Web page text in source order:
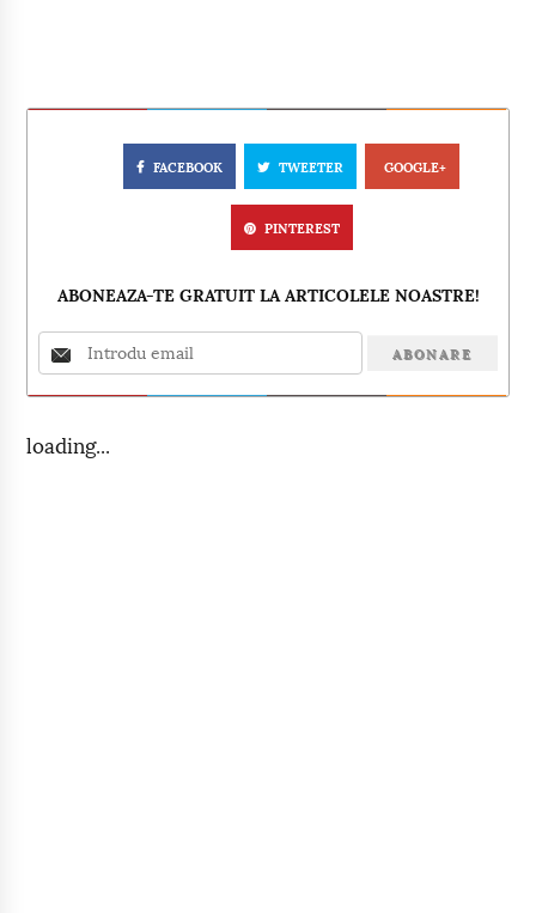
FACEBOOK TWEETER GOOGLE+
PINTEREST
ABONEAZA-TE GRATUIT LA ARTICOLELE NOASTRE!
loading...